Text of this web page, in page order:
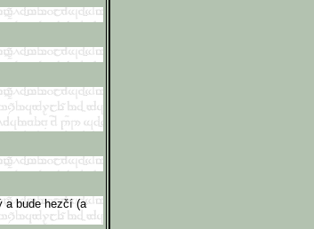
a bude hezčí (a